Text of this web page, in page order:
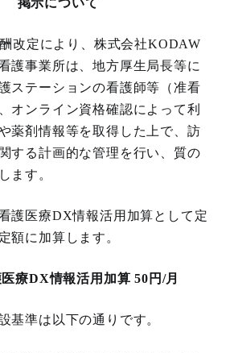
掲示について
改定により、株式会社KODAW
護事業所は、地方厚生局長等に
ステーションの看護師等（准看
オンライン資格確認によって利
薬剤情報等を取得した上で、訪
する計画的な管理を行い、質の
ます。
護医療DX情報活用加算として定
額に加算します。
医療DX情報活用加算 50円/月
基準は以下の通りです。